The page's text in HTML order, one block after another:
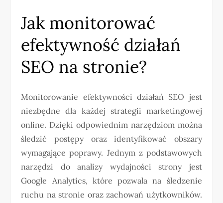
Jak monitorować
efektywność działań
SEO na stronie?
Monitorowanie efektywności działań SEO jest
niezbędne dla każdej strategii marketingowej
online. Dzięki odpowiednim narzędziom można
śledzić postępy oraz identyfikować obszary
wymagające poprawy. Jednym z podstawowych
narzędzi do analizy wydajności strony jest
Google Analytics, które pozwala na śledzenie
ruchu na stronie oraz zachowań użytkowników.